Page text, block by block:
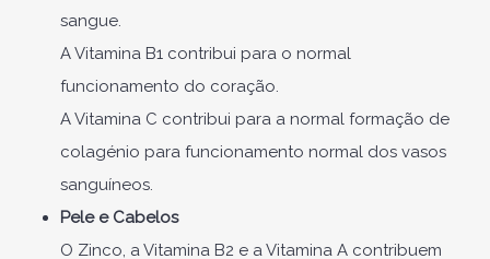
sangue.
A Vitamina B1 contribui para o normal
funcionamento do coração.
A Vitamina C contribui para a normal formação de
colagénio para funcionamento normal dos vasos
sanguíneos.
Pele e Cabelos
O Zinco, a Vitamina B2 e a Vitamina A contribuem